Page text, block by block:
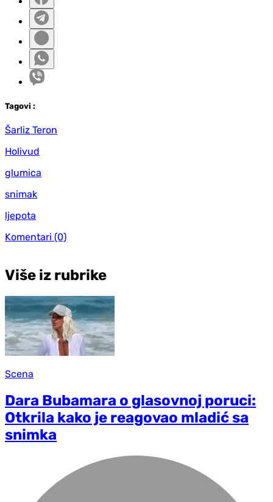
Tagovi :
Šarliz Teron
Holivud
glumica
snimak
ljepota
Komentari (0)
Više iz rubrike
Scena
Dara Bubamara o glasovnoj poruci:
Otkrila kako je reagovao mladić sa
snimka